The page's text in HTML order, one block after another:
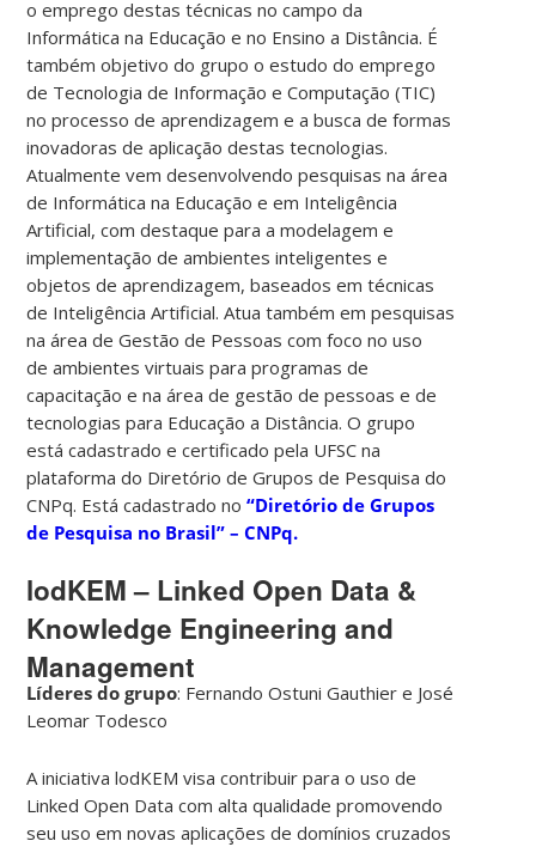
o emprego destas técnicas no campo da
Informática na Educação e no Ensino a Distância. É
também objetivo do grupo o estudo do emprego
de Tecnologia de Informação e Computação (TIC)
no processo de aprendizagem e a busca de formas
inovadoras de aplicação destas tecnologias.
Atualmente vem desenvolvendo pesquisas na área
de Informática na Educação e em Inteligência
Artificial, com destaque para a modelagem e
implementação de ambientes inteligentes e
objetos de aprendizagem, baseados em técnicas
de Inteligência Artificial. Atua também em pesquisas
na área de Gestão de Pessoas com foco no uso
de ambientes virtuais para programas de
capacitação e na área de gestão de pessoas e de
tecnologias para Educação a Distância. O grupo
está cadastrado e certificado pela UFSC na
plataforma do Diretório de Grupos de Pesquisa do
CNPq. Está cadastrado no“Diretório de Grupos
de Pesquisa no Brasil” – CNPq.
lodKEM – Linked Open Data &
Knowledge Engineering and
Management
Líderes do grupo: Fernando Ostuni Gauthier e José
Leomar Todesco
A iniciativa lodKEM visa contribuir para o uso de
Linked Open Data com alta qualidade promovendo
seu uso em novas aplicações de domínios cruzados